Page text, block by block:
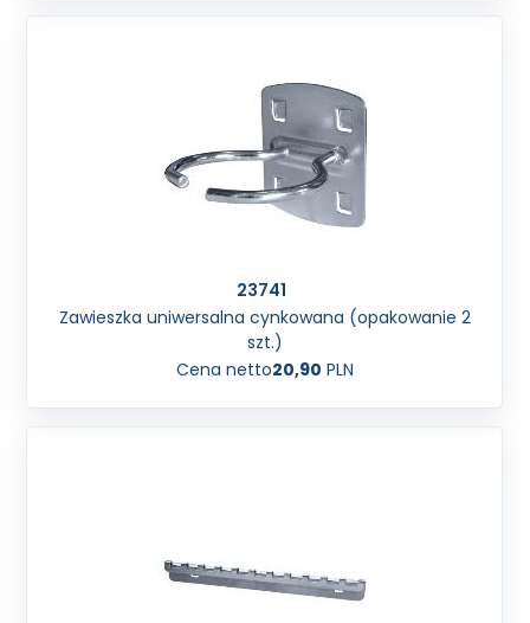
23741
Zawieszka uniwersalna cynkowana (opakowanie 2
szt.)
Cena netto20,90 PLN